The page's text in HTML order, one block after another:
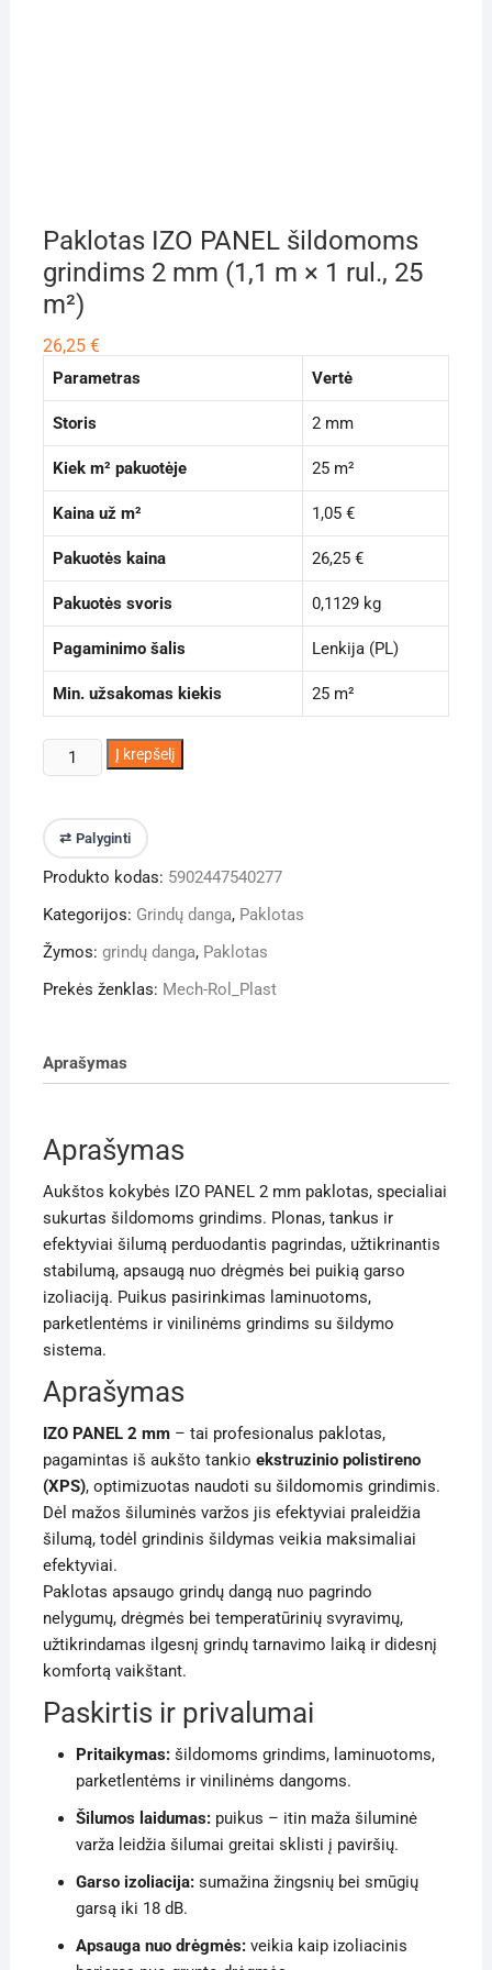
Paklotas IZO PANEL šildomoms
grindims 2 mm (1,1 m × 1 rul., 25
m²)
26,25 €
Parametras Vertė
Storis 2 mm
Kiek m² pakuotėje 25 m²
Kaina už m² 1,05 €
Pakuotės kaina 26,25 €
Pakuotės svoris 0,1129 kg
Pagaminimo šalis Lenkija (PL)
Min. užsakomas kiekis 25 m²
produkto
kiekis:
IZO
PANEL
šildomoms
grindims
mm
(1,1
1
m²)
Į krepšelį
⇄ Palyginti
Produkto kodas: 5902447540277
Kategorijos: Grindų danga, Paklotas
Žymos: grindų danga, Paklotas
Prekės ženklas: Mech-Rol_Plast
Aprašymas
Aprašymas
Aukštos kokybės IZO PANEL 2 mm paklotas, specialiai
sukurtas šildomoms grindims. Plonas, tankus ir
efektyviai šilumą perduodantis pagrindas, užtikrinantis
stabilumą, apsaugą nuo drėgmės bei puikią garso
izoliaciją. Puikus pasirinkimas laminuotoms,
parketlentėms ir vinilinėms grindims su šildymo
sistema.
Aprašymas
IZO PANEL 2 mm– tai profesionalus paklotas,
pagamintas iš aukšto tankio ekstruzinio polistireno
(XPS), optimizuotas naudoti su šildomomis grindimis.
Dėl mažos šiluminės varžos jis efektyviai praleidžia
šilumą, todėl grindinis šildymas veikia maksimaliai
efektyviai.
Paklotas apsaugo grindų dangą nuo pagrindo
nelygumų, drėgmės bei temperatūrinių svyravimų,
užtikrindamas ilgesnį grindų tarnavimo laiką ir didesnį
komfortą vaikštant.
Paskirtis ir privalumai
Pritaikymas:šildomoms grindims, laminuotoms,
parketlentėms ir vinilinėms dangoms.
Šilumos laidumas:puikus – itin maža šiluminė
varža leidžia šilumai greitai sklisti į paviršių.
Garso izoliacija:sumažina žingsnių bei smūgių
garsą iki 18 dB.
Apsauga nuo drėgmės:veikia kaip izoliacinis